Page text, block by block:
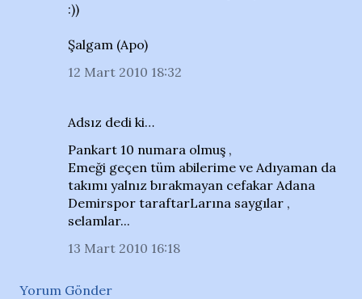
:))
Şalgam (Apo)
12 Mart 2010 18:32
Adsız dedi ki…
Pankart 10 numara olmuş ,
Emeği geçen tüm abilerime ve Adıyaman da
takımı yalnız bırakmayan cefakar Adana
Demirspor taraftarLarına saygılar ,
selamlar...
13 Mart 2010 16:18
Yorum Gönder